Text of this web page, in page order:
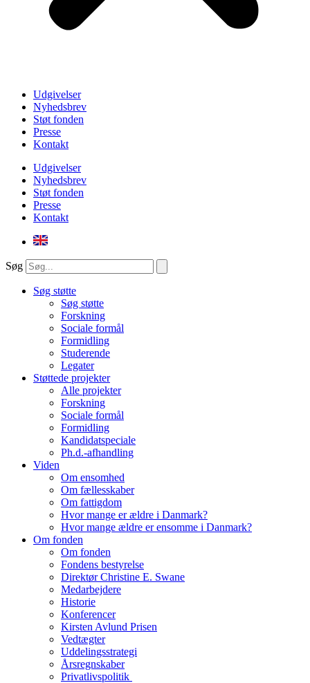
Udgivelser
Nyhedsbrev
Støt fonden
Presse
Kontakt
Udgivelser
Nyhedsbrev
Støt fonden
Presse
Kontakt
Søg
Søg støtte
Søg støtte
Forskning
Sociale formål
Formidling
Studerende
Legater
Støttede projekter
Alle projekter
Forskning
Sociale formål
Formidling
Kandidatspeciale
Ph.d.-afhandling
Viden
Om ensomhed
Om fællesskaber
Om fattigdom
Hvor mange er ældre i Danmark?
Hvor mange ældre er ensomme i Danmark?
Om fonden
Om fonden
Fondens bestyrelse
Direktør Christine E. Swane
Medarbejdere
Historie
Konferencer
Kirsten Avlund Prisen
Vedtægter
Uddelingsstrategi
Årsregnskaber
Privatlivspolitik